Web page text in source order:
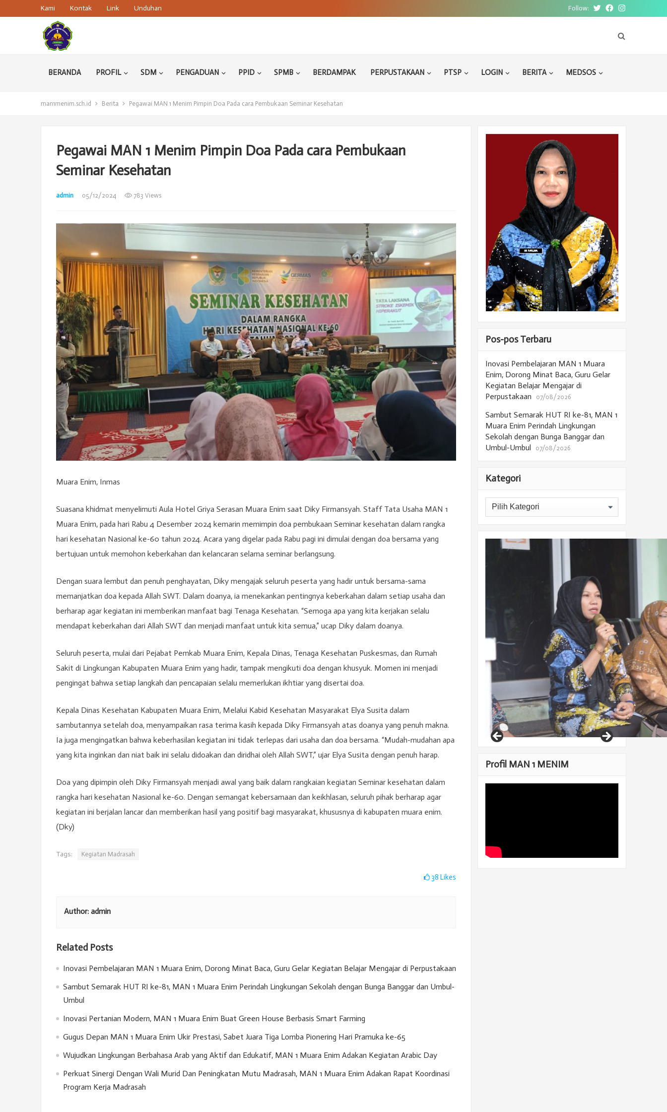
Kami Kontak Link Unduhan Follow: TwitterFacebookInstagram
BERANDA PROFIL SDM PENGADUAN PPID SPMB BERDAMPAK PERPUSTAKAAN PTSP LOGIN BERITA MEDSOS
man1menim.sch.id Berita Pegawai MAN 1 Menim Pimpin Doa Pada cara Pembukaan Seminar Kesehatan
Pegawai MAN 1 Menim Pimpin Doa Pada cara Pembukaan
Seminar Kesehatan
admin 05/12/2024 783 Views
Muara Enim, Inmas
Suasana khidmat menyelimuti Aula Hotel Griya Serasan Muara Enim saat Diky Firmansyah. Staff Tata Usaha MAN 1
Muara Enim, pada hari Rabu 4 Desember 2024 kemarin memimpin doa pembukaan Seminar kesehatan dalam rangka
hari kesehatan Nasional ke-60 tahun 2024. Acara yang digelar pada Rabu pagi ini dimulai dengan doa bersama yang
bertujuan untuk memohon keberkahan dan kelancaran selama seminar berlangsung.
Dengan suara lembut dan penuh penghayatan, Diky mengajak seluruh peserta yang hadir untuk bersama-sama
memanjatkan doa kepada Allah SWT. Dalam doanya, ia menekankan pentingnya keberkahan dalam setiap usaha dan
berharap agar kegiatan ini memberikan manfaat bagi Tenaga Kesehatan. “Semoga apa yang kita kerjakan selalu
mendapat keberkahan dari Allah SWT dan menjadi manfaat untuk kita semua,” ucap Diky dalam doanya.
Seluruh peserta, mulai dari Pejabat Pemkab Muara Enim, Kepala Dinas, Tenaga Kesehatan Puskesmas, dan Rumah
Sakit di Lingkungan Kabupaten Muara Enim yang hadir, tampak mengikuti doa dengan khusyuk. Momen ini menjadi
pengingat bahwa setiap langkah dan pencapaian selalu memerlukan ikhtiar yang disertai doa.
Kepala Dinas Kesehatan Kabupaten Muara Enim, Melalui Kabid Kesehatan Masyarakat Elya Susita dalam
sambutannya setelah doa, menyampaikan rasa terima kasih kepada Diky Firmansyah atas doanya yang penuh makna.
Ia juga mengingatkan bahwa keberhasilan kegiatan ini tidak terlepas dari usaha dan doa bersama. “Mudah-mudahan apa
yang kita inginkan dan niat baik ini selalu didoakan dan diridhai oleh Allah SWT,” ujar Elya Susita dengan penuh harap.
Doa yang dipimpin oleh Diky Firmansyah menjadi awal yang baik dalam rangkaian kegiatan Seminar kesehatan dalam
rangka hari kesehatan Nasional ke-60. Dengan semangat kebersamaan dan keikhlasan, seluruh pihak berharap agar
kegiatan ini berjalan lancar dan memberikan hasil yang positif bagi masyarakat, khususnya di kabupaten muara enim.
(Dky)
Tags: Kegiatan Madrasah
38 Likes
Author: admin
Related Posts
Inovasi Pembelajaran MAN 1 Muara Enim, Dorong Minat Baca, Guru Gelar Kegiatan Belajar Mengajar di Perpustakaan
Sambut Semarak HUT RI ke-81, MAN 1 Muara Enim Perindah Lingkungan Sekolah dengan Bunga Banggar dan Umbul-
Umbul
Inovasi Pertanian Modern, MAN 1 Muara Enim Buat Green House Berbasis Smart Farming
Gugus Depan MAN 1 Muara Enim Ukir Prestasi, Sabet Juara Tiga Lomba Pionering Hari Pramuka ke-65
Wujudkan Lingkungan Berbahasa Arab yang Aktif dan Edukatif, MAN 1 Muara Enim Adakan Kegiatan Arabic Day
Perkuat Sinergi Dengan Wali Murid Dan Peningkatan Mutu Madrasah, MAN 1 Muara Enim Adakan Rapat Koordinasi
Program Kerja Madrasah
Pos-pos Terbaru
Inovasi Pembelajaran MAN 1 Muara
Enim, Dorong Minat Baca, Guru Gelar
Kegiatan Belajar Mengajar di
Perpustakaan
07/08/2026
Sambut Semarak HUT RI ke-81, MAN 1
Muara Enim Perindah Lingkungan
Sekolah dengan Bunga Banggar dan
Umbul-Umbul
07/08/2026
Kategori
Kategori
Profil MAN 1 MENIM